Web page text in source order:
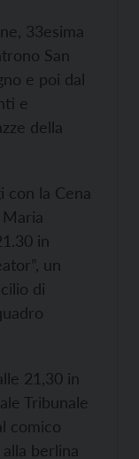
33esima
San
e poi dal
e
della
con la Cena
in
un
di
21,30 in
Tribunale
comico
berlina